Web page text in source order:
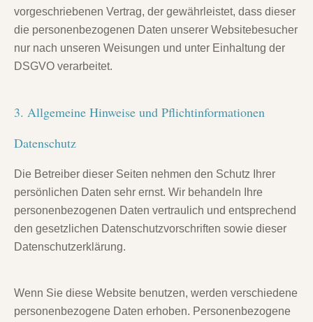
vorgeschriebenen Vertrag, der gewährleistet, dass dieser
die personenbezogenen Daten unserer Websitebesucher
nur nach unseren Weisungen und unter Einhaltung der
DSGVO verarbeitet.
3. Allgemeine Hinweise und Pflicht­informationen
Datenschutz
Die Betreiber dieser Seiten nehmen den Schutz Ihrer
persönlichen Daten sehr ernst. Wir behandeln Ihre
personenbezogenen Daten vertraulich und entsprechend
den gesetzlichen Datenschutzvorschriften sowie dieser
Datenschutzerklärung.
Wenn Sie diese Website benutzen, werden verschiedene
personenbezogene Daten erhoben. Personenbezogene